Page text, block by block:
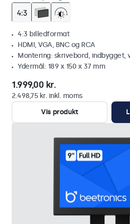
4:3 billedformat
HDMI, VGA, BNC og RCA
Montering: skrivebord, indbygget,
Ydermål: 189 x 150 x 37 mm
1.999,00 kr.
2.498,75 kr. inkl. moms
Vis produkt